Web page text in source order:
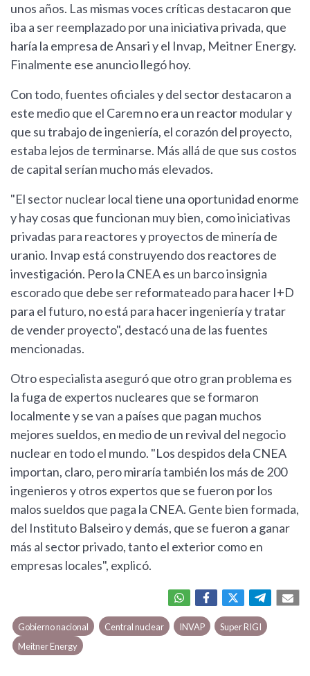
unos años. Las mismas voces críticas destacaron que
iba a ser reemplazado por una iniciativa privada, que
haría la empresa de Ansari y el Invap, Meitner Energy.
Finalmente ese anuncio llegó hoy.
Con todo, fuentes oficiales y del sector destacaron a
este medio que el Carem no era un reactor modular y
que su trabajo de ingeniería, el corazón del proyecto,
estaba lejos de terminarse. Más allá de que sus costos
de capital serían mucho más elevados.
"El sector nuclear local tiene una oportunidad enorme
y hay cosas que funcionan muy bien, como iniciativas
privadas para reactores y proyectos de minería de
uranio. Invap está construyendo dos reactores de
investigación. Pero la CNEA es un barco insignia
escorado que debe ser reformateado para hacer I+D
para el futuro, no está para hacer ingeniería y tratar
de vender proyecto", destacó una de las fuentes
mencionadas.
Otro especialista aseguró que otro gran problema es
la fuga de expertos nucleares que se formaron
localmente y se van a países que pagan muchos
mejores sueldos, en medio de un revival del negocio
nuclear en todo el mundo. "Los despidos dela CNEA
importan, claro, pero miraría también los más de 200
ingenieros y otros expertos que se fueron por los
malos sueldos que paga la CNEA. Gente bien formada,
del Instituto Balseiro y demás, que se fueron a ganar
más al sector privado, tanto el exterior como en
empresas locales", explicó.
Gobierno nacional Central nuclear INVAP
Super RIGI
Meitner Energy